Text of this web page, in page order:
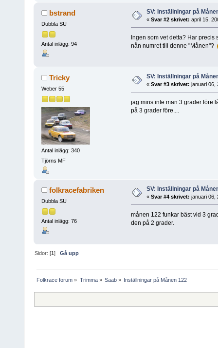
bstrand
Dubbla SU
Antal inlägg: 94
SV: Inställningar på
« Svar #2 skrivet: april 15,
Ingen som vet detta? Har
nån numret till denne "Månen"?
Tricky
Weber 55
Antal inlägg: 340
Tjörns MF
SV: Inställningar på
« Svar #3 skrivet: januari 06,
jag mins inte man 3 grader före
på 3 grader före....
folkracefabriken
Dubbla SU
Antal inlägg: 76
SV: Inställningar på
« Svar #4 skrivet: januari 06,
månen 122 funkar bäst vid 3
den på 2 grader.
Sidor: [1]Gå upp
Folkrace forum » Trimma» Saab» Inställningar på Månen 122